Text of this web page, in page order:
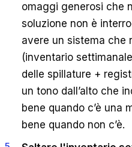
omaggi generosi che
soluzione non è
avere un sistema che
(inventario
delle spillature +
un tono dall’alto che
bene quando c’è una
bene quando non c’è.